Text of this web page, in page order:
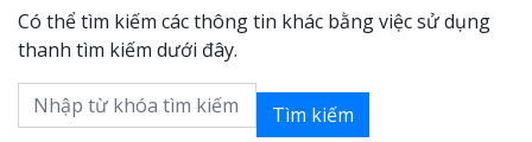
Có thể tìm kiếm các thông tin khác bằng việc sử dụng
thanh tìm kiếm dưới đây.
Tìm kiếm